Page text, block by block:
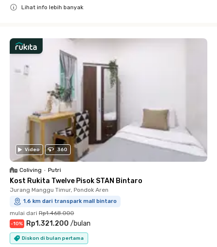
Lihat info lebih banyak
Video 360
Coliving • Putri
Kost Rukita Twelve Pisok STAN Bintaro
Jurang Manggu Timur, Pondok Aren
1.6 km dari transpark mall bintaro
mulai dari Rp1.468.000
-10% Rp1.321.200 /bulan
Diskon di bulan pertama